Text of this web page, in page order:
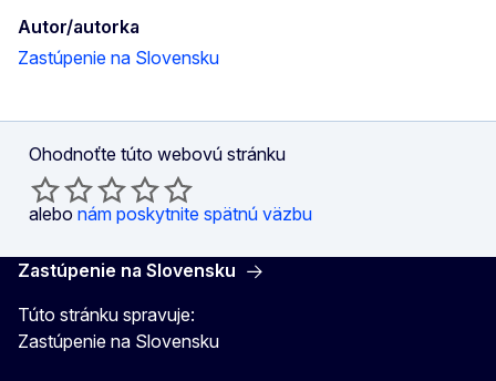
Autor/autorka
Zastúpenie na Slovensku
Ohodnoťte túto webovú stránku
alebo nám poskytnite spätnú väzbu
Zastúpenie na Slovensku
Túto stránku spravuje:
Zastúpenie na Slovensku